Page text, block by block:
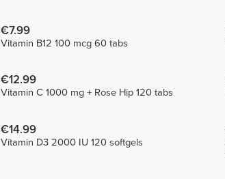
€7.99
Vitamin B12 100 mcg 60 tabs
€12.99
Vitamin C 1000 mg + Rose Hip 120 tabs
€14.99
Vitamin D3 2000 IU 120 softgels